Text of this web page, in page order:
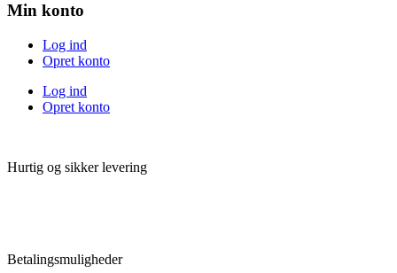
Min konto
Log ind
Opret konto
Log ind
Opret konto
Hurtig og sikker levering
Betalingsmuligheder